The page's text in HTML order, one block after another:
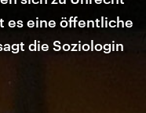
es eine öffentliche
die Soziologin